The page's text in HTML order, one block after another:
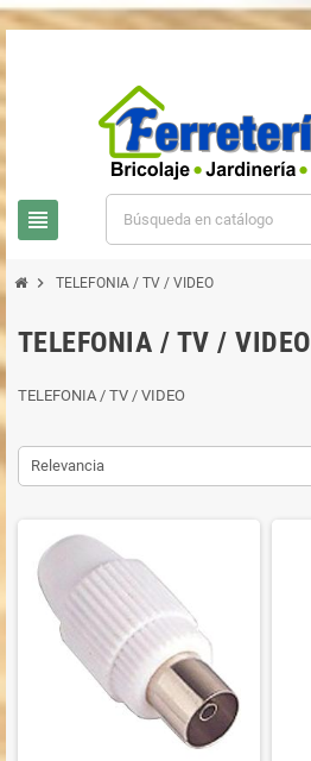
view_headline
chevron_right TELEFONIA / TV / VIDEO
TELEFONIA / TV / VIDEO
TELEFONIA / TV / VIDEO
Relevancia